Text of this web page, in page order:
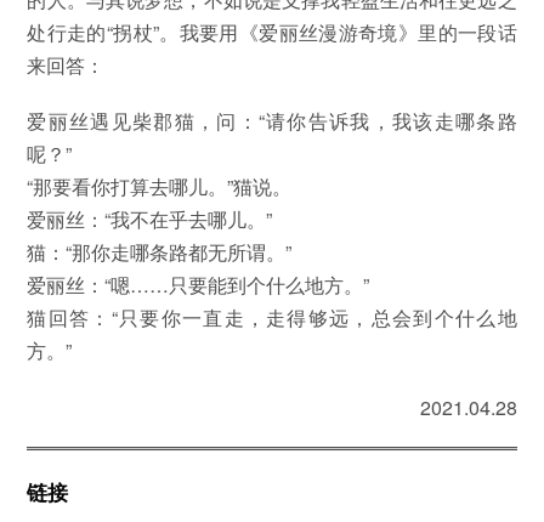
处行走的“拐杖”。我要用《爱丽丝漫游奇境》里的一段话
来回答：
爱丽丝遇见柴郡猫，问：“请你告诉我，我该走哪条路
呢？”
“那要看你打算去哪儿。”猫说。
爱丽丝：“我不在乎去哪儿。”
猫：“那你走哪条路都无所谓。”
爱丽丝：“嗯……只要能到个什么地方。”
猫回答：“只要你一直走，走得够远，总会到个什么地
方。”
2021.04.28
链接